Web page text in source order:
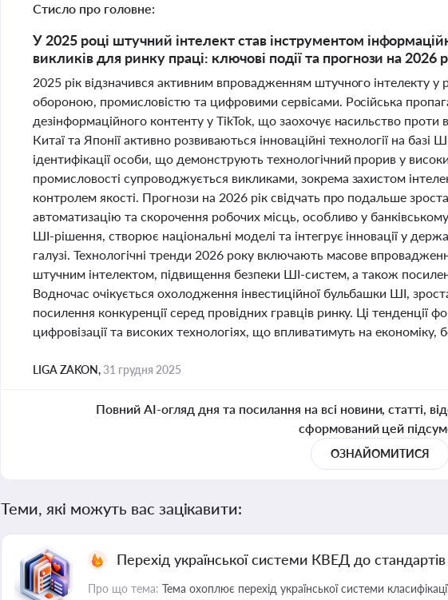
Стисло про головне:
У 2025 році штучний інтелект став інструментом
викликів для ринку праці: ключові події та прогнози на 2026
2025 рік відзначився активним впровадженням штучного інтелекту
обороною, промисловістю та цифровими сервісами. Російська
дезінформаційного контенту у TikTok, що заохочує насильство проти
Китаї та Японії активно розвиваються інноваційні технології на
ідентифікації особи, що демонструють технологічний прорив у
промисловості супроводжується викликами, зокрема захистом
контролем якості. Прогнози на 2026 рік свідчать про подальше
автоматизацію та скорочення робочих місць, особливо у
ШІ-рішення, створює національні моделі та інтегрує інновації у
галузі. Технологічні тренди 2026 року включають масове
штучним інтелектом, підвищення безпеки ШІ-систем, а також
Водночас очікується охолодження інвестиційної бульбашки ШІ,
посилення конкуренції серед провідних гравців ринку. Ці тенденції
цифровізації та високих технологіях, що впливатимуть на економіку,
LIGA ZAKON,31 грудня 2025
Повний AI-огляд дня та посилання на всі новини, статті,
сформований цей
ОЗНАЙОМИТИСЯ
Теми, які можуть вас зацікавити:
Перехід української системи КВЕД до
Про що тема: Тема охоплює перехід української системи